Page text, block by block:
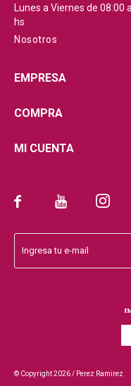
  
Lunes a Viernes de 08:00
hs
Nosotros
EMPRESA
COMPRA
MI CUENTA
© Copyright 2026 / Perez Ramirez